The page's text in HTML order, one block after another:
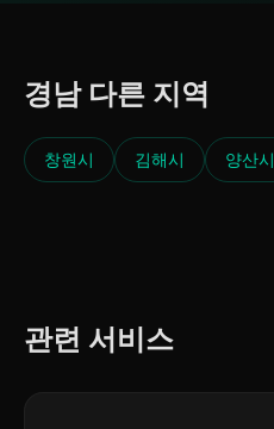
경남 다른 지역
창원시 김해시 양산시
관련 서비스